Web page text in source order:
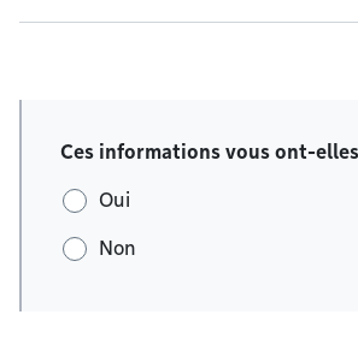
Ces informations vous ont-
Oui
Non